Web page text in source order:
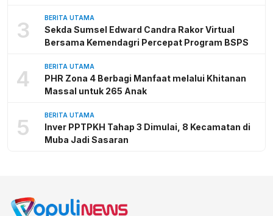
3 BERITA UTAMA
Sekda Sumsel Edward Candra Rakor Virtual
Bersama Kemendagri Percepat Program BSPS
4 BERITA UTAMA
PHR Zona 4 Berbagi Manfaat melalui Khitanan
Massal untuk 265 Anak
5 BERITA UTAMA
Inver PPTPKH Tahap 3 Dimulai, 8 Kecamatan di
Muba Jadi Sasaran